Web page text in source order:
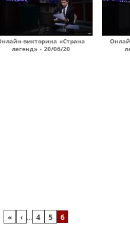
викторина «Страна
легенд» - 20/06/20
« ‹ … 4 5 6